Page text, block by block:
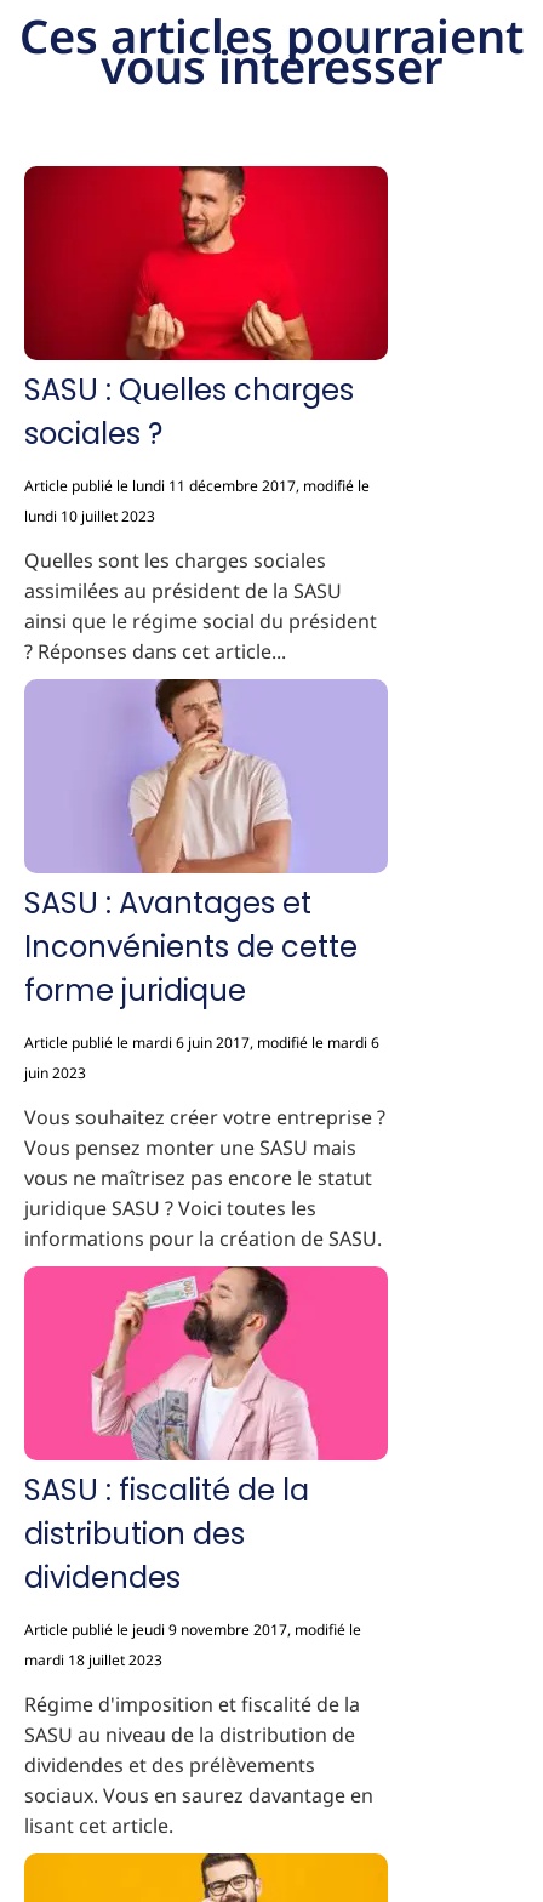
Ces articles pourraient
vous intéresser
SASU : Quelles charges
sociales ?
Article publié le lundi 11 décembre 2017, modifié le
lundi 10 juillet 2023
Quelles sont les charges sociales
assimilées au président de la SASU
ainsi que le régime social du président
? Réponses dans cet article...
SASU : Avantages et
Inconvénients de cette
forme juridique
Article publié le mardi 6 juin 2017, modifié le mardi 6
juin 2023
Vous souhaitez créer votre entreprise ?
Vous pensez monter une SASU mais
vous ne maîtrisez pas encore le statut
juridique SASU ? Voici toutes les
informations pour la création de SASU.
SASU : fiscalité de la
distribution des
dividendes
Article publié le jeudi 9 novembre 2017, modifié le
mardi 18 juillet 2023
Régime d'imposition et fiscalité de la
SASU au niveau de la distribution de
dividendes et des prélèvements
sociaux. Vous en saurez davantage en
lisant cet article.